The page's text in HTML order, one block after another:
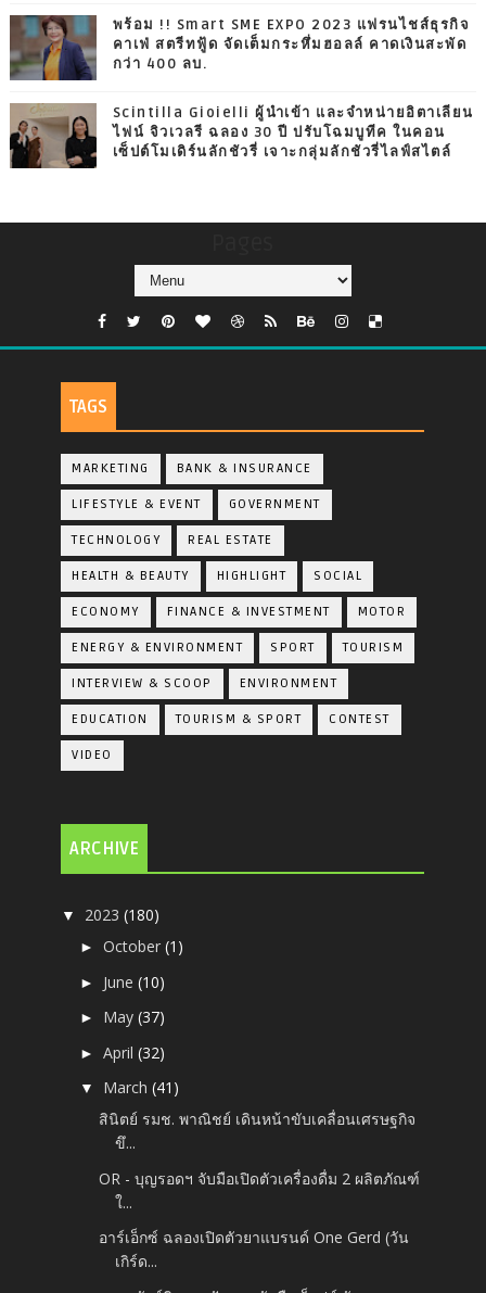
พร้อม !! Smart SME EXPO 2023 แฟรนไชส์ธุรกิจ
คาเฟ่ สตรีทฟู้ด จัดเต็มกระหึ่มฮอลล์ คาดเงินสะพัด
กว่า 400 ลบ.
Scintilla Gioielli ผู้นำเข้า และจำหน่ายอิตาเลียน
ไฟน์ จิวเวลรี ฉลอง 30 ปี ปรับโฉมบูทีค ในคอน
เซ็ปต์โมเดิร์นลักชัวรี่ เจาะกลุ่มลักชัวรี่ไลฟ์สไตล์
TAGS
MARKETING BANK & INSURANCE
LIFESTYLE & EVENT GOVERNMENT
TECHNOLOGY REAL ESTATE
HEALTH & BEAUTY HIGHLIGHT SOCIAL
ECONOMY FINANCE & INVESTMENT MOTOR
ENERGY & ENVIRONMENT SPORT TOURISM
INTERVIEW & SCOOP ENVIRONMENT
EDUCATION TOURISM & SPORT CONTEST
VIDEO
ARCHIVE
▼ 2023(180)
►October(1)
► June(10)
► May(37)
►April(32)
▼ March(41)
สินิตย์ รมช. พาณิชย์ เดินหน้าขับเคลื่อนเศรษฐกิจ
ขึ...
OR - บุญรอดฯ จับมือเปิดตัวเครื่องดื่ม 2 ผลิตภัณฑ์
ใ...
อาร์เอ็กซ์ ฉลองเปิดตัวยาแบรนด์ One Gerd (วัน
เกิร์ด...